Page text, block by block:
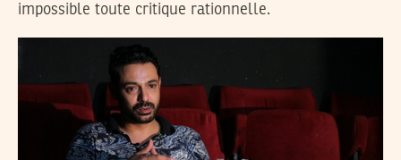
impossible toute critique rationnelle.